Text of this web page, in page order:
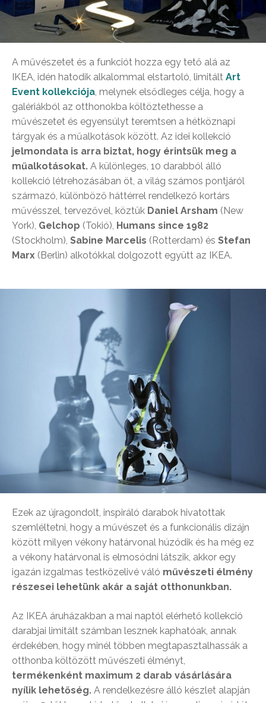
A művészetet és a funkciót hozza egy tető alá az
IKEA, idén hatodik alkalommal elstartoló, limitált Art
Event kollekciója, melynek elsődleges célja, hogy a
galériákból az otthonokba költöztethesse a
művészetet és egyensúlyt teremtsen a hétköznapi
tárgyak és a műalkotások között. Az idei kollekció
jelmondata is arra biztat, hogy érintsük meg a
műalkotásokat. A különleges, 10 darabból álló
kollekció létrehozásában öt, a világ számos pontjáról
származó, különböző háttérrel rendelkező kortárs
művésszel, tervezővel, köztük Daniel Arsham (New
York), Gelchop (Tokió), Humans since 1982
(Stockholm), Sabine Marcelis (Rotterdam) és Stefan
Marx (Berlin) alkotókkal dolgozott együtt az IKEA.
Ezek az újragondolt, inspiráló darabok hivatottak
szemléltetni, hogy a művészet és a funkcionális dizájn
között milyen vékony határvonal húzódik és ha még ez
a vékony határvonal is elmosódni látszik, akkor egy
igazán izgalmas testközelivé váló művészeti élmény
részesei lehetünk akár a saját otthonunkban.
Az IKEA áruházakban a mai naptól elérhető kollekció
darabjai limitált számban lesznek kaphatóak, annak
érdekében, hogy minél többen megtapasztalhassák a
otthonba költözött művészeti élményt,
termékenként maximum 2 darab vásárlására
nyílik lehetőség. A rendelkezésre álló készlet alapján